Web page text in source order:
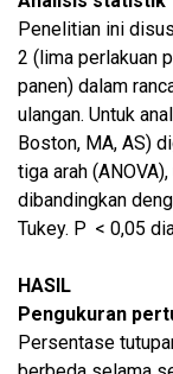
Penelitian ini
2 (lima perlakuan
panen) dalam
ulangan. Untuk
Boston, MA, AS)
tiga arah
dibandingkan
Tukey. P < 0,05
HASIL
Pengukuran
Persentase